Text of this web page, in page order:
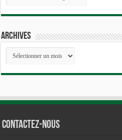
Archives
Archives
Contactez-nous